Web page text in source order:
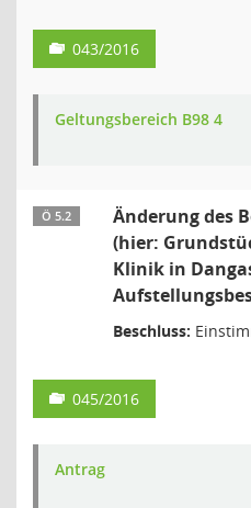
043/2016
Geltungsbereich B98 4
Ö 5.2
Änderung des
(hier:
Klinik in
Beschluss:
045/2016
Antrag